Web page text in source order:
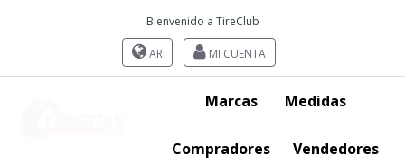
Bienvenido a TireClub
AR MI CUENTA
Marcas Medidas
Compradores Vendedores